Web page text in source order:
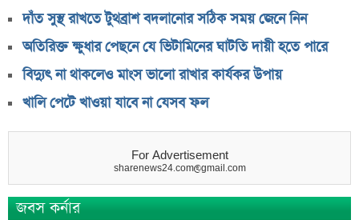
দাঁত সুস্থ রাখতে টুথব্রাশ বদলানোর সঠিক সময় জেনে নিন
অতিরিক্ত ক্ষুধার পেছনে যে ভিটামিনের ঘাটতি দায়ী হতে পারে
বিদ্যুৎ না থাকলেও মাংস ভালো রাখার কার্যকর উপায়
খালি পেটে খাওয়া যাবে না যেসব ফল
For Advertisement
sharenews24.com@gmail.com
জবস কর্নার